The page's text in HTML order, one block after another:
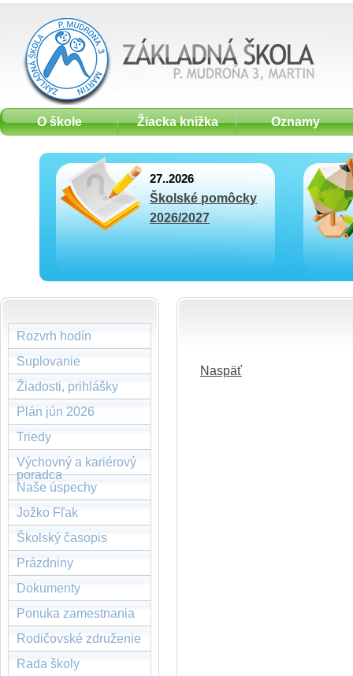
O škole Žiacka knižka Oznamy
27..2026
Školské pomôcky
2026/2027
Rozvrh hodín
Suplovanie
Žiadosti, prihlášky
Plán jún 2026
Triedy
Výchovný a kariérový
poradca
Naše úspechy
Jožko Fľak
Školský časopis
Prázdniny
Dokumenty
Ponuka zamestnania
Rodičovské združenie
Rada školy
Naspäť